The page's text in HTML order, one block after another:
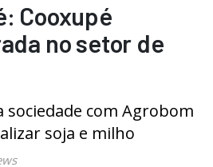
Cooxupé
no setor de
sociedade com Agrobom
soja e milho